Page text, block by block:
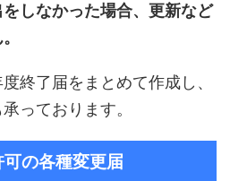
しなかった場合、更新など
終了届をまとめて作成し、
っております。
の各種変更届